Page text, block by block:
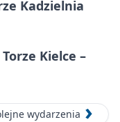
Kadzielnia
Kielce –
wydarzenia